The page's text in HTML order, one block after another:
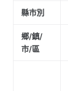
縣市別
鄉/鎮/
市/區